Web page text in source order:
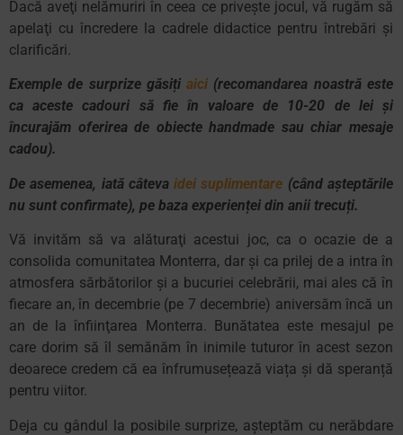
Dacă aveţi nelămuriri în ceea ce priveştejocul, vă rugăm să
apelaţi cu încredere la cadrele didactice pentruîntrebări şi
clarificări.
Exemple de surprize găsițiaici (recomandarea noastră este
ca aceste cadouri să fie în valoare de 10-20 de lei şi
încurajăm oferirea de obiecte handmade sau chiar mesaje
cadou).
De asemenea, iată câtevaidei suplimentare (când așteptările
nu sunt confirmate), pe baza experienței din anii trecuți.
Vă invităm să va alăturaţi acestui joc, ca o ocazie de a
consolida comunitatea Monterra, dar şi ca prilej de a intra în
atmosfera sărbătorilor şi a bucuriei celebrării, mai ales că în
fiecare an, în decembrie (pe 7 decembrie) aniversăm încă un
an de la înfiinţarea Monterra. Bunătatea este mesajul pe
care dorim să îl semănăm în inimile tuturor în acest sezon
deoarece credem că ea înfrumusețează viața și dă speranță
pentru viitor.
Deja cu gândul la posibile surprize, aşteptăm cu nerăbdare